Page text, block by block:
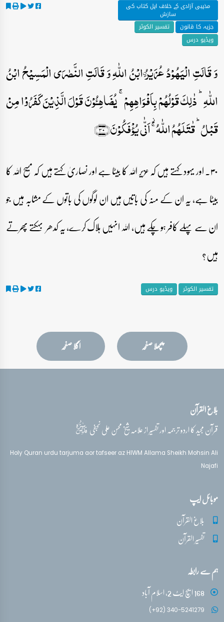
مذہبی آزادی کے خلاف اہل کتاب کی
سازش
جزیہ کا قانون
تفسیر الکوثر
ویڈیو درس
وَ قَالَتِ الۡیَہُوۡدُ عُزَیۡرُ ۨابۡنُ اللّٰہِ وَ قَالَتِ النَّصٰرَی الۡمَسِیۡحُ ابۡنُ
اللّٰہِ ؕ ذٰلِکَ قَوۡلُہُمۡ بِاَفۡوَاہِہِمۡ ۚ یُضَاہِـُٔوۡنَ قَوۡلَ الَّذِیۡنَ کَفَرُوۡا مِنۡ
قَبۡلُ ؕ قٰتَلَہُمُ اللّٰہُ ۚ۫ اَنّٰی یُؤۡفَکُوۡنَ﴿۳۰﴾
۳۰۔ اور یہود کہتے ہیں کہ عزیر اللہ کا بیٹا ہے اور نصاریٰ کہتے ہیں کہ مسیح اللہ کا
بیٹا ہے، یہ ان کے منہ کی باتیں ہیں ان لوگوں کی باتوں کے مشابہ ہیں جو
ان سے پہلے کافر ہو چکے ہیں، اللہ انہیں ہلاک کرے، یہ کدھر بہکتے پھرتے
ہیں؟
تفسیر الکوثر ویڈیو درس
پچھلا صفحہ اگلا صفحہ
بلاغ القرآن
قرآن مجید کا اردو ترجمہ اور تفسیر از علامہ شیخ محسن علی نجفیقدس‌سره
Holy Quran urdu tarjuma aor tafseer az HIWM Allama Sheikh Mohsin Ali
Najafi
موبائل ایپ
بلاغ القرآن
تفسیر القرآن
ہم سے رابطہ
168 ایچ ایٹ 2، اسلام آباد
(+92) 340-5241279